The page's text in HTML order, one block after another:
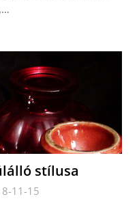
stílusa
11-15